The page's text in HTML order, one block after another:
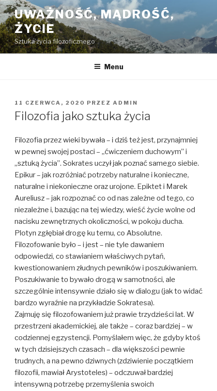
Przeskocz
do
treści
UWAŻNOŚĆ, MĄDROŚĆ,
ŻYCIE
Sztuka życia filozoficznego
Menu
OPUBLIKOWANE
W
11 CZERWCA, 2020 PRZEZ ADMIN
Filozofia jako sztuka życia
Filozofia przez wieki bywała – i dziś też jest, przynajmniej
w pewnej swojej postaci – „ćwiczeniem duchowym” i
„sztuką życia”. Sokrates uczył jak poznać samego siebie.
Epikur – jak rozróżniać potrzeby naturalne i konieczne,
naturalne i niekonieczne oraz urojone. Epiktet i Marek
Aureliusz – jak rozpoznać co od nas zależne od tego, co
niezależne i, bazując na tej wiedzy, wieść życie wolne od
nacisku zewnętrznych okoliczności, w pokoju ducha.
Plotyn zgłębiał drogę ku temu, co Absolutne.
Filozofowanie było – i jest – nie tyle dawaniem
odpowiedzi, co stawianiem właściwych pytań,
kwestionowaniem złudnych pewników i poszukiwaniem.
Poszukiwanie to bywało drogą w samotności, ale
szczególnie intensywnie działo się w dialogu (jak to widać
bardzo wyraźnie na przykładzie Sokratesa).
Zajmuję się filozofowaniem już prawie trzydzieści lat. W
przestrzeni akademickiej, ale także – coraz bardziej – w
codziennej egzystencji. Pomyślałem więc, że gdyby ktoś
w tych dzisiejszych czasach – dla większości pewnie
trudnych, a na pewno dziwnych (zdziwienie początkiem
filozofii, mawiał Arystoteles) – odczuwał bardziej
intensywną potrzebę przemyślenia swoich